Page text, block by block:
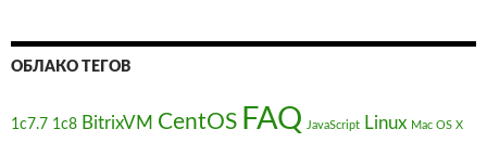
ОБЛАКО ТЕГОВ
1с7.7 1с8 BitrixVM CentOS FAQ JavaScript Linux Mac OS X